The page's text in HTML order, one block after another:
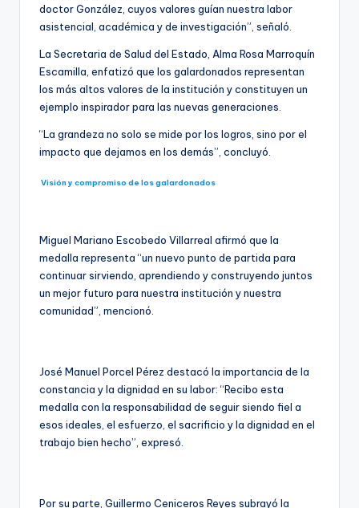
doctor González, cuyos valores guían nuestra labor
asistencial, académica y de investigación”, señaló.
La Secretaria de Salud del Estado, Alma Rosa Marroquín
Escamilla, enfatizó que los galardonados representan
los más altos valores de la institución y constituyen un
ejemplo inspirador para las nuevas generaciones.
“La grandeza no solo se mide por los logros, sino por el
impacto que dejamos en los demás”, concluyó.
Visión y compromiso de los galardonados
Miguel Mariano Escobedo Villarreal afirmó que la
medalla representa “un nuevo punto de partida para
continuar sirviendo, aprendiendo y construyendo juntos
un mejor futuro para nuestra institución y nuestra
comunidad”, mencionó.
José Manuel Porcel Pérez destacó la importancia de la
constancia y la dignidad en su labor: “Recibo esta
medalla con la responsabilidad de seguir siendo fiel a
esos ideales, el esfuerzo, el sacrificio y la dignidad en el
trabajo bien hecho”, expresó.
Por su parte, Guillermo Ceniceros Reyes subrayó la